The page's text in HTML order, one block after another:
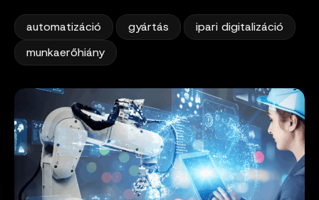
automatizáció gyártás ipari digitalizáció
munkaerőhiány